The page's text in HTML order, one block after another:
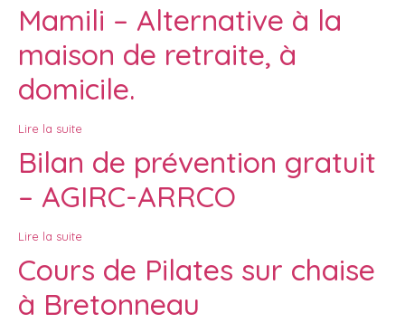
Mamili – Alternative à la
maison de retraite, à
domicile.
Lire la suite
Bilan de prévention gratuit
– AGIRC-ARRCO
Lire la suite
Cours de Pilates sur chaise
à Bretonneau